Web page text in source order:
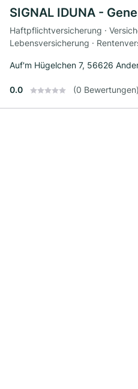
SIGNAL IDUNA -
Haftpflichtversicherung ·
Lebensversicherung ·
Auf'm Hügelchen 7, 56626
0.0 (0 Bewertungen)